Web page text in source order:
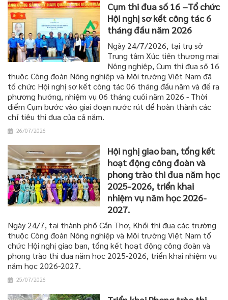
Cụm thi đua số 16 –Tổ chức
Hội nghị sơ kết công tác 6
tháng đầu năm 2026
Ngày 24/7/2026, tại trụ sở
Trung tâm Xúc tiến thương mại
Nông nghiệp, Cụm thi đua số 16
thuộc Công đoàn Nông nghiệp và Môi trường Việt Nam đã
tổ chức Hội nghị sơ kết công tác 06 tháng đầu năm và đề ra
phương hướng, nhiệm vụ 06 tháng cuối năm 2026 - Thời
điểm Cụm bước vào giai đoạn nước rút để hoàn thành các
chỉ tiêu thi đua của cả năm.
26/07/2026
Hội nghị giao ban, tổng kết
hoạt động công đoàn và
phong trào thi đua năm học
2025-2026, triển khai
nhiệm vụ năm học 2026-
2027.
Ngày 24/7, tại thành phố Cần Thơ, Khối thi đua các trường
thuộc Công đoàn Nông nghiệp và Môi trường Việt Nam tổ
chức Hội nghị giao ban, tổng kết hoạt động công đoàn và
phong trào thi đua năm học 2025-2026, triển khai nhiệm vụ
năm học 2026-2027.
25/07/2026